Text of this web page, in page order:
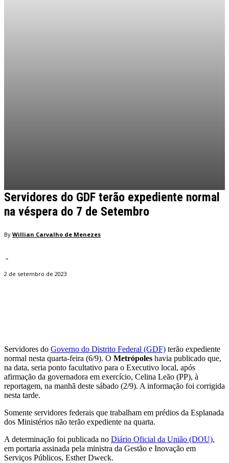
Servidores do GDF terão expediente normal
na véspera do 7 de Setembro
By Willian Carvalho de Menezes
-
2 de setembro de 2023
Servidores do Governo do Distrito Federal (GDF) terão expediente
normal nesta quarta-feira (6/9). O Metrópoles havia publicado que,
na data, seria ponto facultativo para o Executivo local, após
afirmação da governadora em exercício, Celina Leão (PP), à
reportagem, na manhã deste sábado (2/9). A informação foi corrigida
nesta tarde.
Somente servidores federais que trabalham em prédios da Esplanada
dos Ministérios não terão expediente na quarta.
A determinação foi publicada no Diário Oficial da União (DOU),
em portaria assinada pela ministra da Gestão e Inovação em
Serviços Públicos, Esther Dweck.